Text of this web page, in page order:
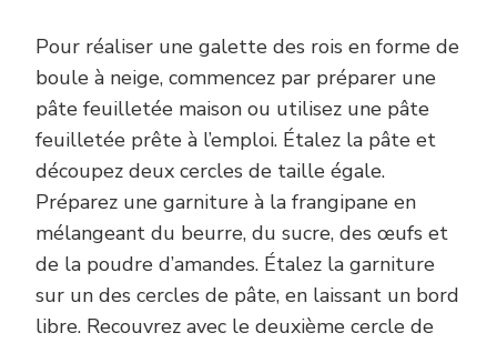
Pour réaliser une galette des rois en forme de
boule à neige, commencez par préparer une
pâte feuilletée maison ou utilisez une pâte
feuilletée prête à l’emploi. Étalez la pâte et
découpez deux cercles de taille égale.
Préparez une garniture à la frangipane en
mélangeant du beurre, du sucre, des œufs et
de la poudre d’amandes. Étalez la garniture
sur un des cercles de pâte, en laissant un bord
libre. Recouvrez avec le deuxième cercle de